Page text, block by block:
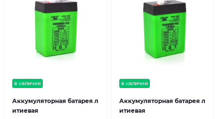
в наличии
Аккумуляторная батарея л
итиевая
в наличии
Аккумуляторная батарея л
итиевая